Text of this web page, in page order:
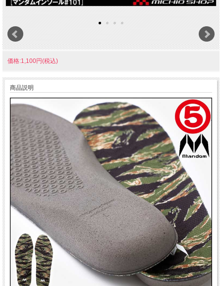
価格:1,100円(税込)
商品説明